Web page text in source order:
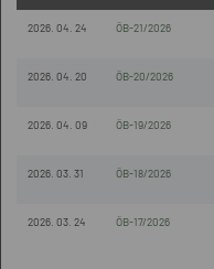
2026. 04. 24 ÖB-21/2026
2026. 04. 20 ÖB-20/2026
2026. 04. 09 ÖB-19/2026
2026. 03. 31 ÖB-18/2026
2026. 03. 24 ÖB-17/2026